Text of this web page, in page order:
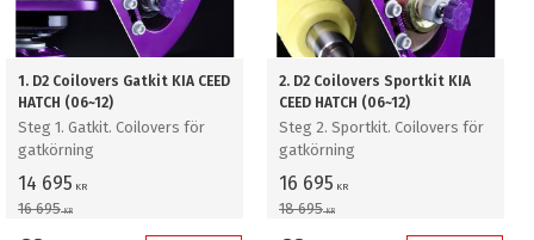
1. D2 Coilovers Gatkit KIA CEED
HATCH (06~12)
Steg 1. Gatkit. Coilovers för
gatkörning
14 695 KR
16 695KR
2. D2 Coilovers Sportkit KIA
CEED HATCH (06~12)
Steg 2. Sportkit. Coilovers för
gatkörning
16 695 KR
18 695KR